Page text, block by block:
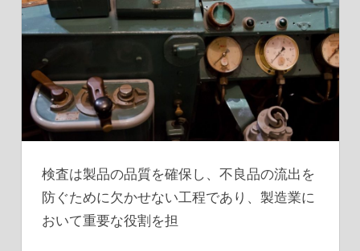
検査は製品の品質を確保し、不良品の流出を
防ぐために欠かせない工程であり、製造業に
おいて重要な役割を担